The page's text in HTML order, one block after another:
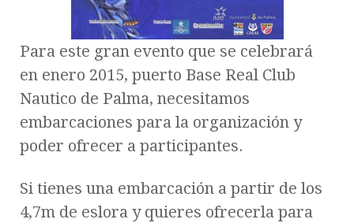
Para este gran evento que se celebrará
en enero 2015, puerto Base Real Club
Nautico de Palma, necesitamos
embarcaciones para la organización y
poder ofrecer a participantes.
Si tienes una embarcación a partir de los
4,7m de eslora y quieres ofrecerla para